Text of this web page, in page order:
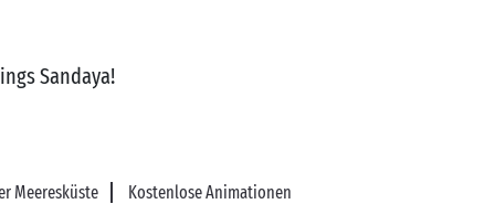
Sandaya!
Meeresküste Kostenlose Animationen